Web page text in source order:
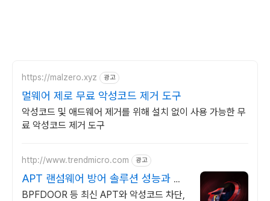
https://malzero.xyz 광고
멀웨어 제로 무료 악성코드 제거 도구
악성코드 및 애드웨어 제거를 위해 설치 없이 사용 가능한 무
료 악성코드 제거 도구
http://www.trendmicro.com 광고
APT 랜섬웨어 방어 솔루션 성능과 안
정성이 검증된 벤더
BPFDOOR 등 최신 APT와 악성코드 차단,